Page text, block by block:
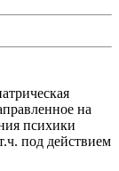
на
психики
под действием